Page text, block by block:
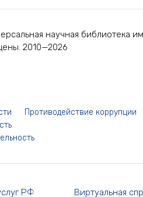
научная библиотека
2010—2026
Противодействие коррупции
РФ Виртуальная